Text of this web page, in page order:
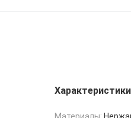
Характеристики